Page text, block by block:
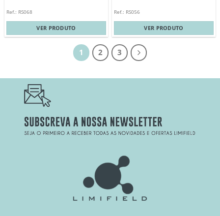
Ref.: RS068
VER PRODUTO
Ref.: RS056
VER PRODUTO
1 2 3